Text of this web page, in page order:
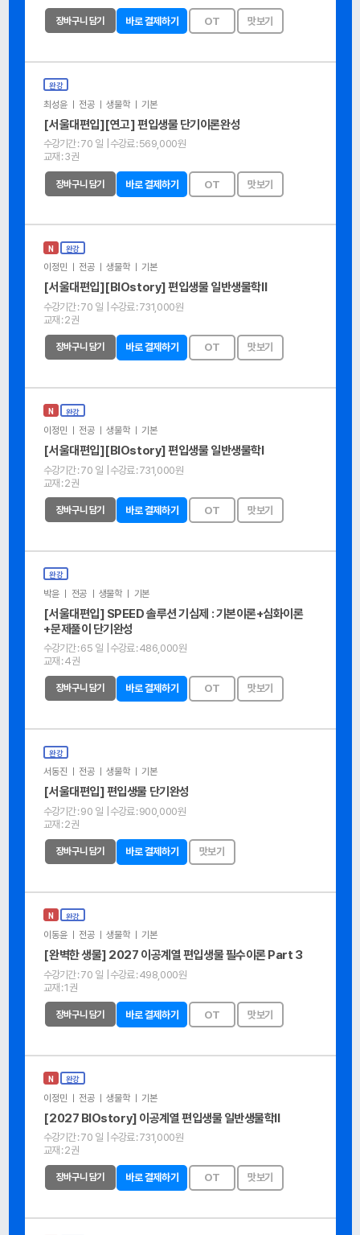
장바구니 담기 바로 결제하기 OT 맛보기
완강
최성윤 ㅣ 전공 ㅣ 생물학 ㅣ 기본
[서울대편입][연고] 편입생물 단기이론완성
수강기간 :70 일 | 수강료 :569,000원
교재 :3권
장바구니 담기 바로 결제하기 OT 맛보기
N 완강
이정민 ㅣ 전공 ㅣ 생물학 ㅣ 기본
[서울대편입][BIOstory] 편입생물 일반생물학Ⅱ
수강기간 :70 일 | 수강료 :731,000원
교재 :2권
장바구니 담기 바로 결제하기 OT 맛보기
N 완강
이정민 ㅣ 전공 ㅣ 생물학 ㅣ 기본
[서울대편입][BIOstory] 편입생물 일반생물학Ⅰ
수강기간 :70 일 | 수강료 :731,000원
교재 :2권
장바구니 담기 바로 결제하기 OT 맛보기
완강
박윤 ㅣ 전공 ㅣ 생물학 ㅣ 기본
[서울대편입] SPEED 솔루션 기심제 : 기본이론+심화이론
+문제풀이 단기완성
수강기간 :65 일 | 수강료 :486,000원
교재 :4권
장바구니 담기 바로 결제하기 OT 맛보기
완강
서동진 ㅣ 전공 ㅣ 생물학 ㅣ 기본
[서울대편입] 편입생물 단기완성
수강기간 :90 일 | 수강료 :900,000원
교재 :2권
장바구니 담기 바로 결제하기 맛보기
N 완강
이동윤 ㅣ 전공 ㅣ 생물학 ㅣ 기본
[완벽한 생물] 2027 이공계열 편입생물 필수이론 Part 3
수강기간 :70 일 | 수강료 :498,000원
교재 :1권
장바구니 담기 바로 결제하기 OT 맛보기
N 완강
이정민 ㅣ 전공 ㅣ 생물학 ㅣ 기본
[2027 BIOstory] 이공계열 편입생물 일반생물학Ⅱ
수강기간 :70 일 | 수강료 :731,000원
교재 :2권
장바구니 담기 바로 결제하기 OT 맛보기